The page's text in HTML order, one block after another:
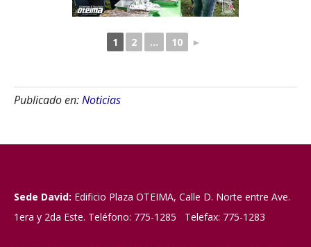
1 2 ... 10 ►
Publicado en:Noticias
Sede David: Edificio Plaza OTEIMA, Calle D. Norte entre Ave.
1era y 2da Este. Teléfono: 775-1285 Telefax: 775-1283